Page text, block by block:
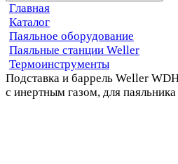
Главная
Каталог
Паяльное оборудование
Паяльные станции Weller
Термоинструменты
Подставка и баррель Weller
с инертным газом, для паяльника